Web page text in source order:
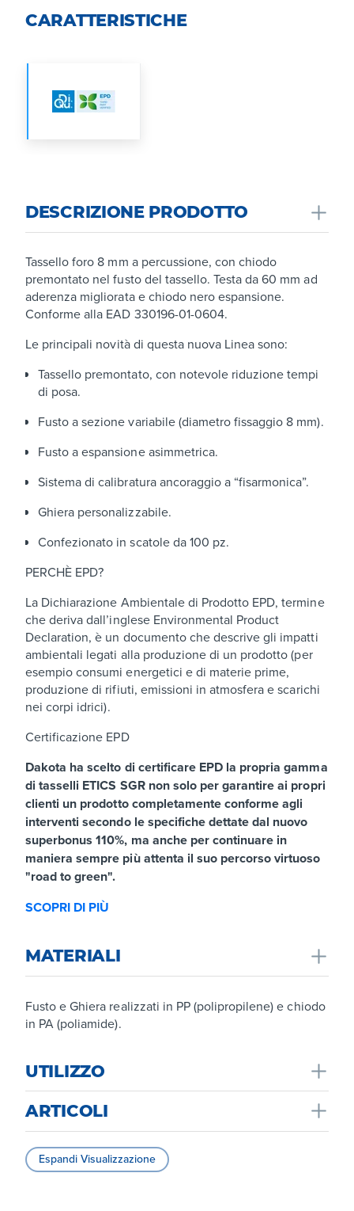
CARATTERISTICHE
DESCRIZIONE PRODOTTO
Tassello foro 8 mm a percussione, con chiodo
premontato nel fusto del tassello. Testa da 60 mm ad
aderenza migliorata e chiodo nero espansione.
Conforme alla EAD 330196-01-0604.
Le principali novità di questa nuova Linea sono:
Tassello premontato, con notevole riduzione tempi
di posa.
Fusto a sezione variabile (diametro fissaggio 8 mm).
Fusto a espansione asimmetrica.
Sistema di calibratura ancoraggio a “fisarmonica”.
Ghiera personalizzabile.
Confezionato in scatole da 100 pz.
PERCHÈ EPD?
La Dichiarazione Ambientale di Prodotto EPD, termine
che deriva dall’inglese Environmental Product
Declaration, è un documento che descrive gli impatti
ambientali legati alla produzione di un prodotto (per
esempio consumi energetici e di materie prime,
produzione di rifiuti, emissioni in atmosfera e scarichi
nei corpi idrici).
Certificazione EPD
Dakota ha scelto di certificare EPD la propria gamma
di tasselli ETICS SGR non solo per garantire ai propri
clienti un prodotto completamente conforme agli
interventi secondo le specifiche dettate dal nuovo
superbonus 110%, ma anche per continuare in
maniera sempre più attenta il suo percorso virtuoso
"road to green".
SCOPRI DI PIÙ
MATERIALI
Fusto e Ghiera realizzati in PP (polipropilene) e chiodo
in PA (poliamide).
UTILIZZO
Utilizzato per l’ancoraggio meccanico dei pannelli
muratura, supportandone il carico e la sollecitazione di
trazione “a strappo”. Il chiodo premontato facilita e
ARTICOLI
Espandi Visualizzazione